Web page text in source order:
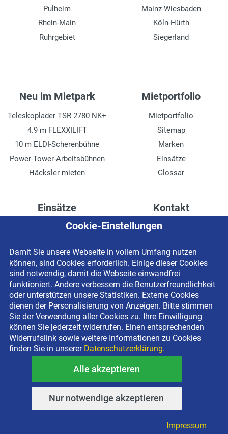
Pulheim
Rhein-Main
Ruhrgebiet
Mainz-Wiesbaden
Köln-Hürth
Siegerland
Neu im Mietpark
Teleskoplader TSR 2780 NK+
4.9 m FLEXXILIFT
10 m ELDI-Scherenbühne
Power-Tower-Arbeitsbühnen
Häcksler mieten
Mietportfolio
Mietportfolio
Sitemap
Marken
Einsätze
Glossar
Einsätze
Höhenzugang für
Drainage verlegen
Fassadenreinigung
Terrasse anlegen
Ladenbau
Kontakt
Kontaktformular
Impressum
Datenschutzerklärung
Newsletter-Anmeldung
Copyright © 2026 BEYER-Mietservice KG All rights reserved |
Kostenlose Miethotline 0800 092 99 70
Cookie-Einstellungen
Damit Sie unsere Webseite in vollem Umfang nutzen
können, sind Cookies erforderlich. Einige dieser Cookies
sind notwendig, damit die Webseite einwandfrei
funktioniert. Andere verbessern die Benutzerfreundlichkeit
oder unterstützen unsere Statistiken. Externe Cookies
dienen der Personalisierung von Anzeigen. Bitte stimmen
Sie der Verwendung aller Cookies zu. Ihre Einwilligung
können Sie jederzeit widerrufen. Einen entsprechenden
Widerrufslink sowie weitere Informationen zu Cookies
finden Sie in unserer Datenschutzerklärung.
Alle akzeptieren
Nur notwendige akzeptieren
Impressum